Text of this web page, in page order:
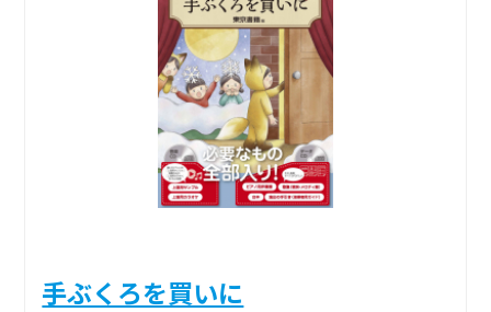
手ぶくろを買いに